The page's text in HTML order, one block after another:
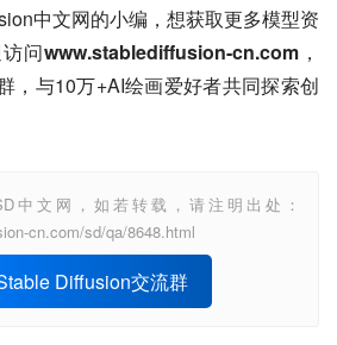
中文网的小编，想获取更多模型资
问www.stablediffusion-cn.com ，
，与10万+AI绘画爱好者共同探索创
中文网，如若转载，请注明出处：
cn.com/sd/qa/8648.html
Diffusion交流群